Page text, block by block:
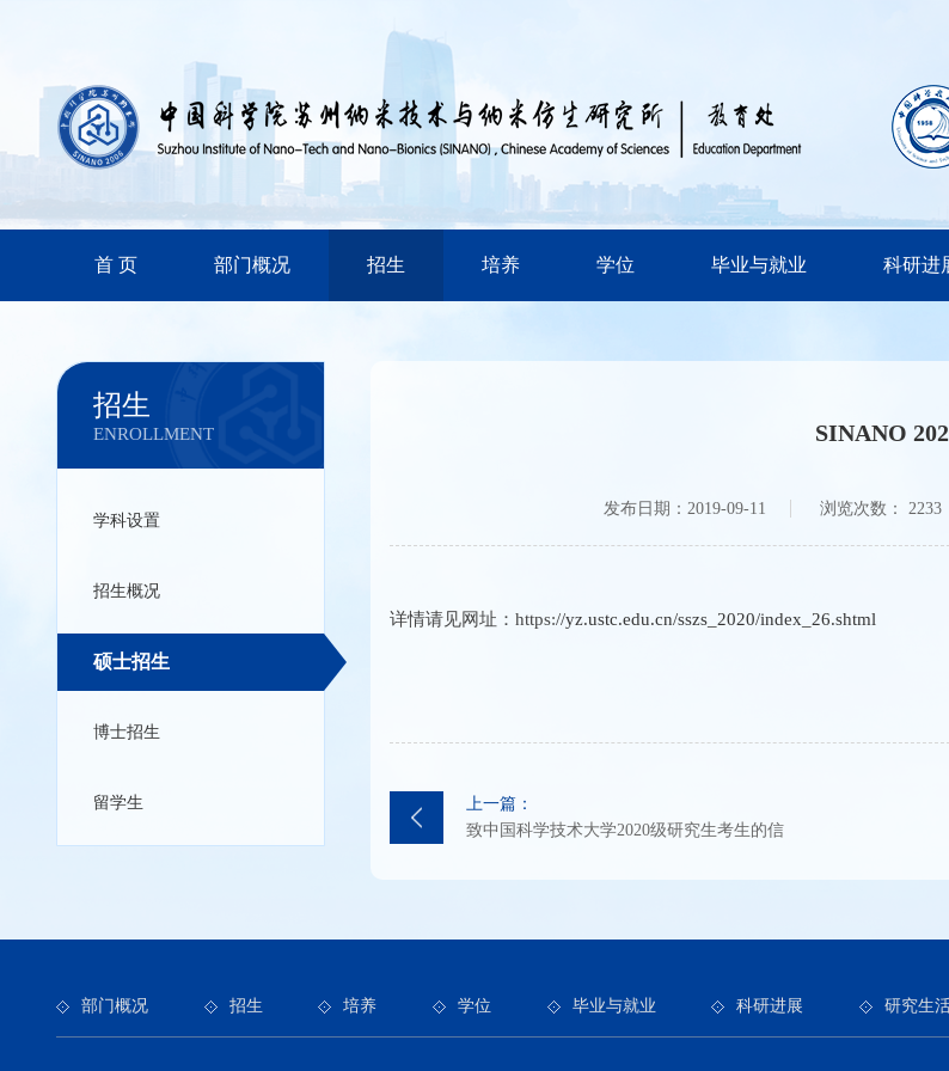
首 页 部门概况 招生 培养 学位 毕业与就业 科研进
招生
ENROLLMENT
学科设置
招生概况
硕士招生
博士招生
留学生
SINANO
发布日期：2019-09-11 浏览次数： 2233
详情请见网址：https://yz.ustc.edu.cn/sszs_2020/index_26.shtml
上一篇：
致中国科学技术大学2020级研究生考生的信
部门概况 招生 培养 学位 毕业与就业 科研进展 研究生